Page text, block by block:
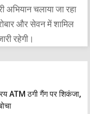
अभियान चलाया जा रहा
और सेवन में शामिल
रहेगी।
ATM ठगी गैंग पर शिकंजा,